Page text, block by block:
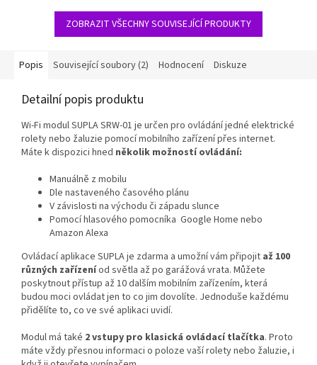
ZOBRAZIT VŠECHNY SOUVISEJÍCÍ PRODUKTY
Popis Související soubory (2) Hodnocení Diskuze
Detailní popis produktu
Wi-Fi modul SUPLA SRW-01 je určen pro ovládání jedné elektrické
rolety nebo žaluzie pomocí mobilního zařízení přes internet.
Máte k dispozici hned několik možností ovládání:
Manuálně z mobilu
Dle nastaveného časového plánu
V závislosti na východu či západu slunce
Pomocí hlasového pomocníka Google Home nebo
Amazon Alexa
Ovládací aplikace SUPLA je zdarma a umožní vám připojit až 100
různých zařízeníod světla až po garážová vrata. Můžete
poskytnout přístup až 10 dalším mobilním zařízením, která
budou moci ovládatjen to co jim dovolíte. Jednoduše každému
přidělíte to, co ve své aplikaci uvidí.
Modul má také 2 vstupy pro klasická ovládací tlačítka. Proto
máte vždy přesnou informaci o poloze vaší rolety nebo žaluzie, i